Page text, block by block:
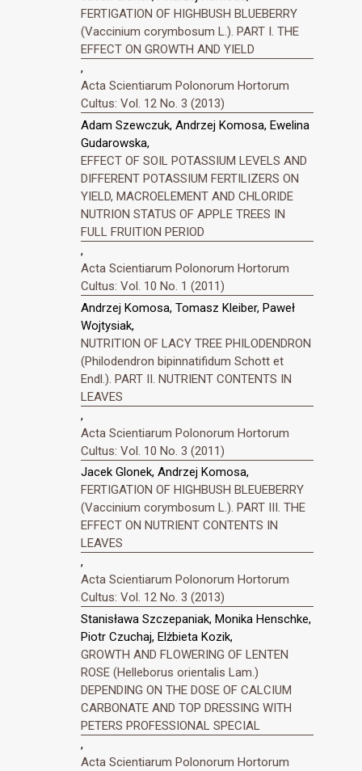
FERTIGATION OF HIGHBUSH BLUEBERRY
(Vaccinium corymbosum L.). PART I. THE
EFFECT ON GROWTH AND YIELD
,
Acta Scientiarum Polonorum Hortorum
Cultus: Vol. 12 No. 3 (2013)
Adam Szewczuk, Andrzej Komosa, Ewelina
Gudarowska,
EFFECT OF SOIL POTASSIUM LEVELS AND
DIFFERENT POTASSIUM FERTILIZERS ON
YIELD, MACROELEMENT AND CHLORIDE
NUTRION STATUS OF APPLE TREES IN
FULL FRUITION PERIOD
,
Acta Scientiarum Polonorum Hortorum
Cultus: Vol. 10 No. 1 (2011)
Andrzej Komosa, Tomasz Kleiber, Paweł
Wojtysiak,
NUTRITION OF LACY TREE PHILODENDRON
(Philodendron bipinnatifidum Schott et
Endl.). PART II. NUTRIENT CONTENTS IN
LEAVES
,
Acta Scientiarum Polonorum Hortorum
Cultus: Vol. 10 No. 3 (2011)
Jacek Glonek, Andrzej Komosa,
FERTIGATION OF HIGHBUSH BLEUEBERRY
(Vaccinium corymbosum L.). PART III. THE
EFFECT ON NUTRIENT CONTENTS IN
LEAVES
,
Acta Scientiarum Polonorum Hortorum
Cultus: Vol. 12 No. 3 (2013)
Stanisława Szczepaniak, Monika Henschke,
Piotr Czuchaj, Elżbieta Kozik,
GROWTH AND FLOWERING OF LENTEN
ROSE (Helleborus orientalis Lam.)
DEPENDING ON THE DOSE OF CALCIUM
CARBONATE AND TOP DRESSING WITH
PETERS PROFESSIONAL SPECIAL
,
Acta Scientiarum Polonorum Hortorum